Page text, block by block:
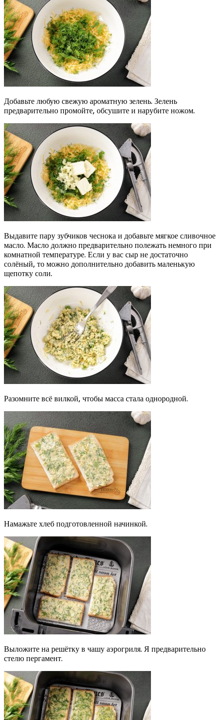
Добавьте любую свежую ароматную зелень. Зелень
предварительно промойте, обсушите и нарубите ножом.
Выдавите пару зубчиков чеснока и добавьте мягкое сливочное
масло. Масло должно предварительно полежать немного при
комнатной температуре. Если у вас сыр не достаточно
солёный, то можно дополнительно добавить маленькую
щепотку соли.
Разомните всё вилкой, чтобы масса стала однородной.
Намажьте хлеб подготовленной начинкой.
Выложите на решётку в чашу аэрогриля. Я предварительно
стелю пергамент.